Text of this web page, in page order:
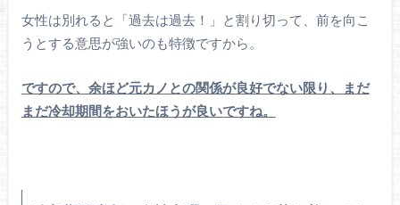
女性は別れると「過去は過去！」と割り切って、前を向こ
うとする意思が強いのも特徴ですから。
ですので、余ほど元カノとの関係が良好でない限り、まだ
まだ冷却期間をおいたほうが良いですね。